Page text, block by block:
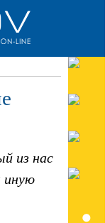
из нас
иную